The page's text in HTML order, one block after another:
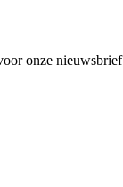
onze nieuwsbrief